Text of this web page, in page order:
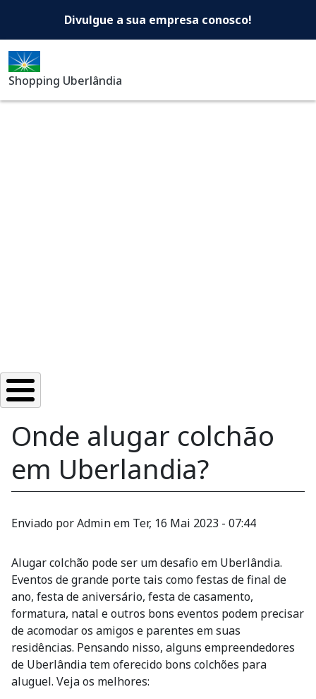
Shopping Uberlândia -
Divulgue a sua empresa conosco!
Shopping Uberlândia
Onde alugar colchão
em Uberlandia?
Enviado porAdminem Ter, 16 Mai 2023 - 07:44
Alugar colchão pode ser um desafio em Uberlândia.
Eventos de grande porte tais como festas de final de
ano, festa de aniversário, festa de casamento,
formatura, natal e outros bons eventos podem precisar
de acomodar os amigos e parentes em suas
residências. Pensando nisso, alguns empreendedores
de Uberlândia tem oferecido bons colchões para
aluguel. Veja os melhores: